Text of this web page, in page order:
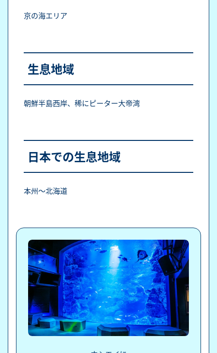
京の海エリア
生息地域
朝鮮半島西岸、稀にピーター大帝湾
日本での生息地域
本州～北海道